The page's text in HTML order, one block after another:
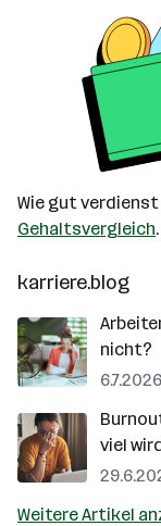
Wie gut
Gehaltsvergleich.
karriere.blog
nicht?
6.7.2026
viel
Weitere Artikel